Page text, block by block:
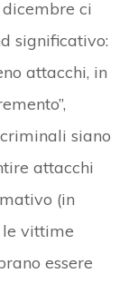
ci
significativo:
attacchi, in
siano
attacchi
(in
le vittime
essere